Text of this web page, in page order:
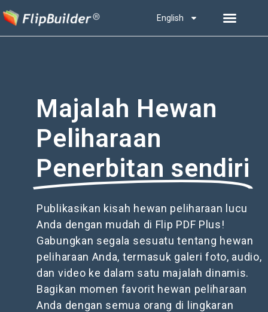
English
Majalah Hewan
Peliharaan
Penerbitan sendiri
Publikasikan kisah hewan peliharaan lucu
Anda dengan mudah di Flip PDF Plus!
Gabungkan segala sesuatu tentang hewan
peliharaan Anda, termasuk galeri foto, audio,
dan video ke dalam satu majalah dinamis.
Bagikan momen favorit hewan peliharaan
Anda dengan semua orang di lingkaran